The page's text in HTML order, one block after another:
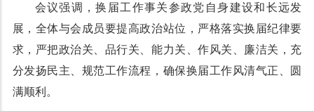
会议强调，换届工作事关参政党自身建设和长远发
展，全体与会成员要提高政治站位，严格落实换届纪律要
求，严把政治关、品行关、能力关、作风关、廉洁关，充
分发扬民主、规范工作流程，确保换届工作风清气正、圆
满顺利。